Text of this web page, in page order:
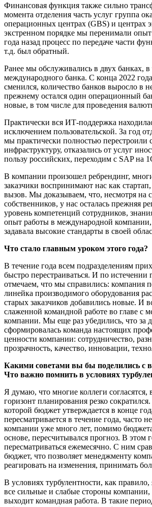
Финансовая функция также сильно
момента отделения часть услуг группа
операционных центрах (GBS) и центрах
экстренном порядке мы перенимали опыт
года назад процесс по передаче части
т.д. был обратный.
Ранее мы обслуживались в двух банках, в
международного банка. С конца 2022
сменился, количество банков выросло в
прежнему остался один операционный
новые, в том числе для проведения
Практически вся ИТ-поддержка
исключением пользовательской. За год
мы практически полностью
инфраструктуру, отказались от услуг
пользу российских, переходим с SAP на
В компании произошел ребрендинг,
заказчики воспринимают нас как
вызов. Мы доказываем, что, несмотря на
собственников, у нас осталась прежняя
уровень компетенций сотрудников,
опыт работы в международной компании,
задавала высокие стандарты в своей
Что стало главным уроком этого года?
В течение года всем подразделениям
быстро перестраиваться. И по истечении
отмечаем, что мы справились: компания
линейка производимого оборудования
старых заказчиков добавились новые. И
слаженной командной работе во главе с
компании. Мы еще раз убедились, что за
сформировалась команда настоящих
ценности компании: сотрудничество,
прозрачность, качество, инновации,
Какими советами вы бы поделились с
Что важно помнить в условиях
Я думаю, что многие коллеги согласятся,
горизонт планирования резко
которой бюджет утверждается в конце
пересматривается в течение года, часто
компании уже много лет, помимо
основе, пересчитывался прогноз. В этом
пересматриваться ежемесячно. С ним
бюджет, что позволяет менеджменту
реагировать на изменения, принимать
В условиях турбулентности, как правило,
все сильные и слабые стороны
выходит командная работа. В такие